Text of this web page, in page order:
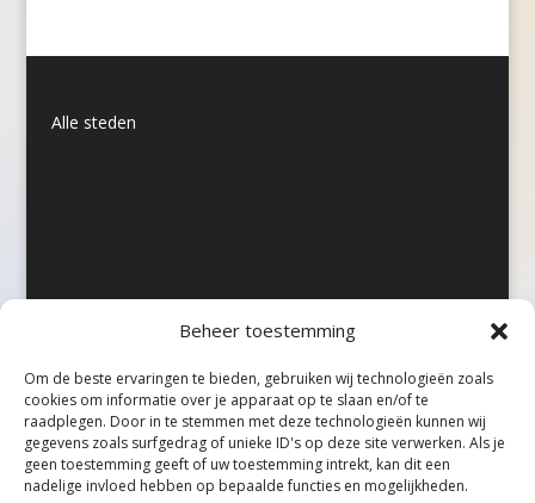
Beheer toestemming
Om de beste ervaringen te bieden, gebruiken wij technologieën zoals
cookies om informatie over je apparaat op te slaan en/of te
raadplegen. Door in te stemmen met deze technologieën kunnen wij
gegevens zoals surfgedrag of unieke ID's op deze site verwerken. Als je
geen toestemming geeft of uw toestemming intrekt, kan dit een
nadelige invloed hebben op bepaalde functies en mogelijkheden.
Alle steden
©Taxireview, alle rechten voorbehouden.